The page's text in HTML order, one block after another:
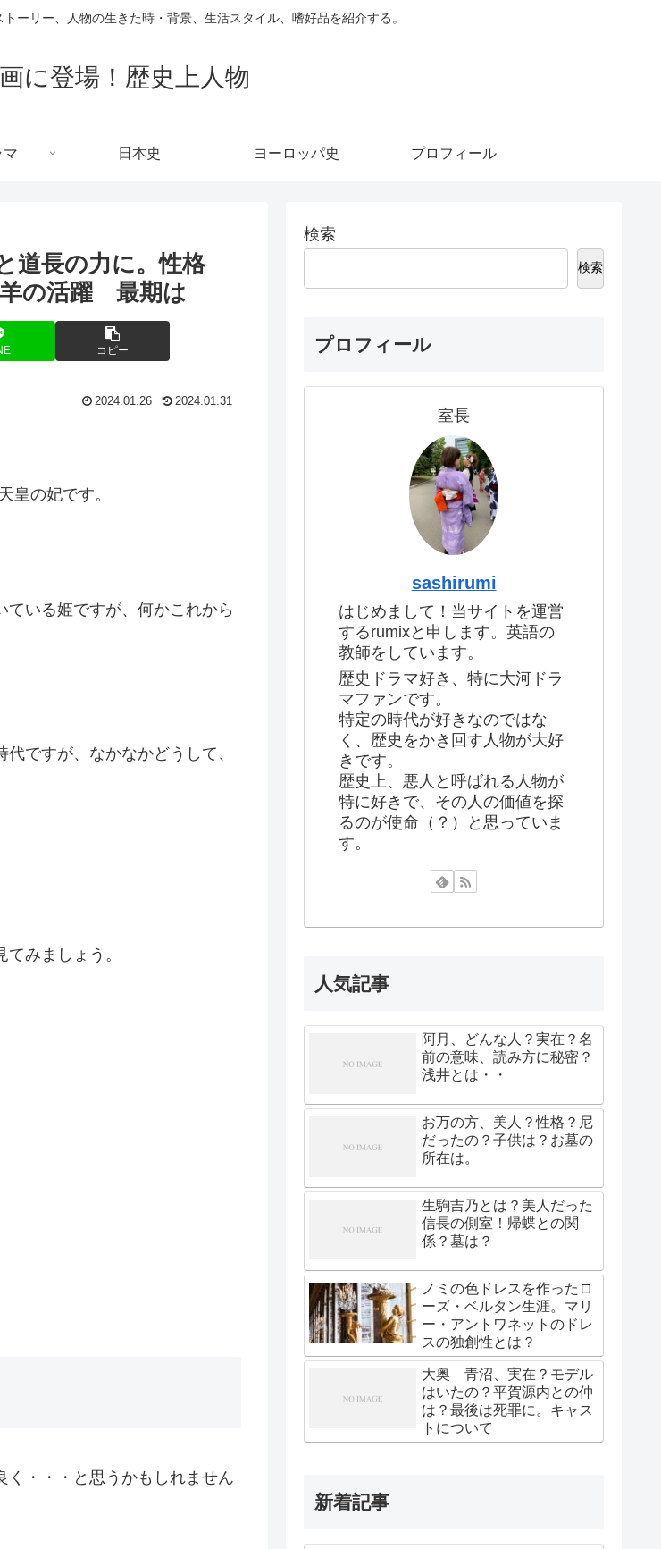
ーリー、人物の生きた時・背景、生活スタイル、嗜好品を紹介する。
に登場！歴史上人物
マ 日本史 ヨーロッパ史 プロフィール
道長の力に。性格
の活躍 最期は
コピー
2024.01.26 2024.01.31
の妃です。
いる姫ですが、何かこれから
ですが、なかなかどうして、
みましょう。
く・・・と思うかもしれません
検索
検索
プロフィール
室長
sashirumi
はじめまして！当サイトを運営
するrumixと申します。英語の
教師をしています。
歴史ドラマ好き、特に大河ドラ
マファンです。
特定の時代が好きなのではな
く、歴史をかき回す人物が大好
きです。
歴史上、悪人と呼ばれる人物が
特に好きで、その人の価値を探
るのが使命（？）と思っていま
す。
人気記事
阿月、どんな人？実在？名
前の意味、読み方に秘密？
浅井とは・・
お万の方、美人？性格？尼
だったの？子供は？お墓の
所在は。
生駒吉乃とは？美人だった
信長の側室！帰蝶との関
係？墓は？
ノミの色ドレスを作ったロ
ーズ・ベルタン生涯。マリ
ー・アントワネットのドレ
スの独創性とは？
大奥 青沼、実在？モデル
はいたの？平賀源内との仲
は？最後は死罪に。キャス
トについて
新着記事